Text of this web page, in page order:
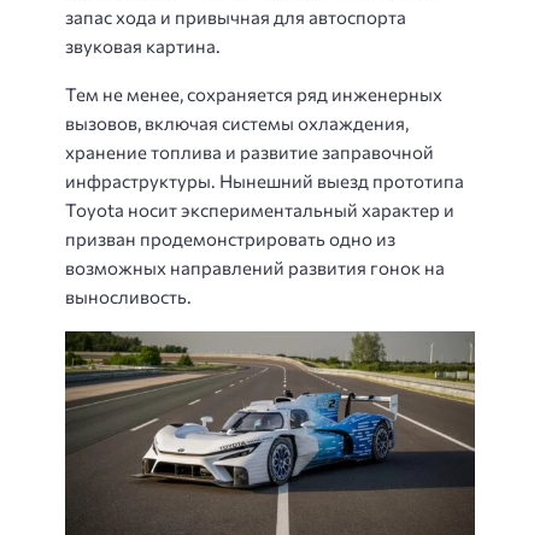
запас хода и привычная для автоспорта
звуковая картина.
Тем не менее, сохраняется ряд инженерных
вызовов, включая системы охлаждения,
хранение топлива и развитие заправочной
инфраструктуры. Нынешний выезд прототипа
Toyota носит экспериментальный характер и
призван продемонстрировать одно из
возможных направлений развития гонок на
выносливость.